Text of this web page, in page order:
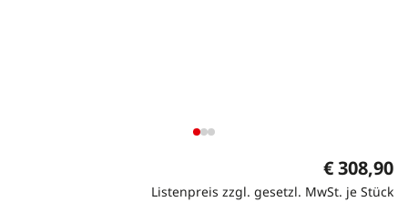
€ 308,90
Listenpreis zzgl. gesetzl. MwSt. je Stück